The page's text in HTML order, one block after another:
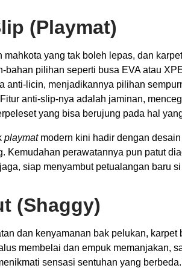
(Playmat)
yang tak boleh lepas, dan
pilihan seperti busa EVA atau
anti-licin, menjadikannya pilihan
anti-slip-nya adalah jaminan,
yang bisa berujung pada hal
playmatmodern kini hadir dengan
Kemudahan perawatannya pun patut
siap menyambut petualangan baru
(Shaggy)
dan kenyamanan bak pelukan, karpet
membelai dan empuk memanjakan,
sensasi sentuhan yang